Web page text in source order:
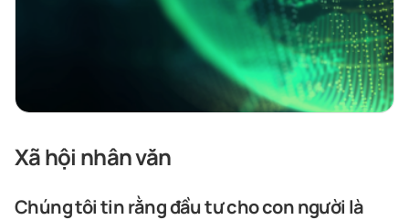
Xã hội nhân văn
Chúng tôi tin rằng đầu tư cho con người là